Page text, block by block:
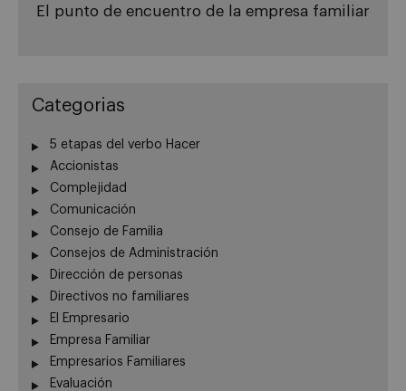
El punto de encuentro de la empresa familiar
Categorias
5 etapas del verbo Hacer
Accionistas
Complejidad
Comunicación
Consejo de Familia
Consejos de Administración
Dirección de personas
Directivos no familiares
El Empresario
Empresa Familiar
Empresarios Familiares
Evaluación